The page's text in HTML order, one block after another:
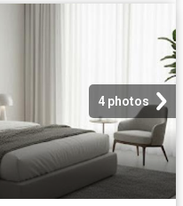
4 photos